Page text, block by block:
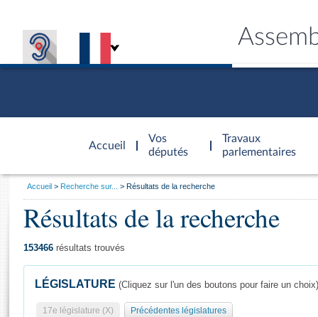
Accueil
d'accueil
Vos
députés
Travaux
parlementaires
Général
Vous
Accueil Recherche sur... Résultats de la recherche
Résultats de la recherche
153466 résultats trouvés
LÉGISLATURE (Cliquez sur l'un des boutons pour faire un choix)
17e législature (X) Précédentes législatures